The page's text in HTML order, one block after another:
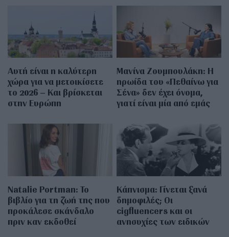
Αυτή είναι η καλύτερη
χώρα για να μετοικίσετε
το 2026 – Και βρίσκεται
στην Ευρώπη
Μανίνα Ζουμπουλάκη: H
ηρωίδα του «Πεθαίνω για
Σένα» δεν έχει όνομα,
γιατί είναι μία από εμάς
Natalie Portman: Το
βιβλίο για τη ζωή της που
προκάλεσε σκάνδαλο
πριν καν εκδοθεί
Κάπνισμα: Γίνεται ξανά
δημοφιλές; Οι
cigfluencers και οι
ανησυχίες των ειδικών